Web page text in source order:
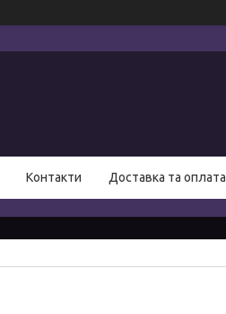
Контакти Доставка та оплата